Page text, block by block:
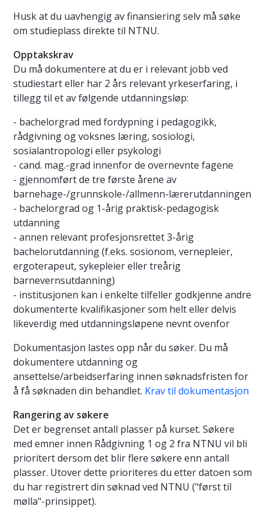
Husk at du uavhengig av finansiering selv må søke
om studieplass direkte til NTNU.
Opptakskrav
Du må dokumentere at du er i relevant jobb ved
studiestart eller har 2 års relevant yrkeserfaring, i
tillegg til et av følgende utdanningsløp:
- bachelorgrad med fordypning i pedagogikk,
rådgivning og voksnes læring, sosiologi,
sosialantropologi eller psykologi
- cand. mag.-grad innenfor de overnevnte fagene
- gjennomført de tre første årene av
barnehage-/grunnskole-/allmenn-lærerutdanningen
- bachelorgrad og 1-årig praktisk-pedagogisk
utdanning
- annen relevant profesjonsrettet 3-årig
bachelorutdanning (f.eks. sosionom, vernepleier,
ergoterapeut, sykepleier eller treårig
barnevernsutdanning)
- institusjonen kan i enkelte tilfeller godkjenne andre
dokumenterte kvalifikasjoner som helt eller delvis
likeverdig med utdanningsløpene nevnt ovenfor
Dokumentasjon lastes opp når du søker. Du må
dokumentere utdanning og
ansettelse/arbeidserfaring innen søknadsfristen for
å få søknaden din behandlet. Krav til dokumentasjon
Rangering av søkere
Det er begrenset antall plasser på kurset. Søkere
med emner innen Rådgivning 1 og 2 fra NTNU vil bli
prioritert dersom det blir flere søkere enn antall
plasser. Utover dette prioriteres du etter datoen som
du har registrert din søknad ved NTNU ("først til
mølla"-prinsippet).